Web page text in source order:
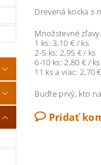
Drevená kocka s
Množstevné zľavy.
1 ks: 3,10 € / ks
2-5 ks: 2,95 € / ks
6-10 ks: 2,80 € / ks
11 ks a viac: 2,70
Buďte prvý, kto
Pridať